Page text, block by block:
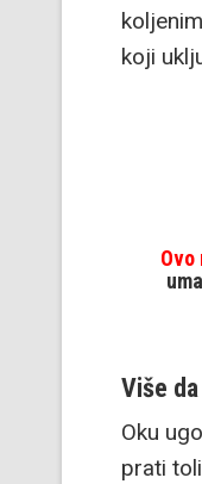
koji
Ovo
Više
Oku
prati